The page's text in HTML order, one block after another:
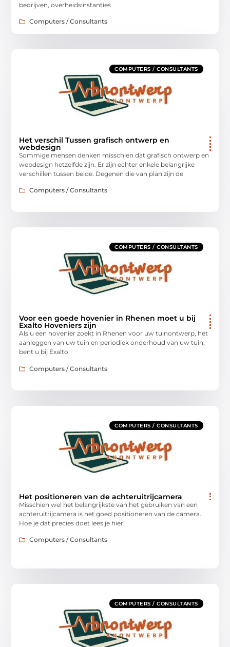
bedrijven, overheidsinstanties
Computers / Consultants
COMPUTERS / CONSULTANTS
Het verschil Tussen grafisch ontwerp en
webdesign
Sommige mensen denken misschien dat grafisch ontwerp en
webdesign hetzelfde zijn. Er zijn echter enkele belangrijke
verschillen tussen beide. Degenen die van plan zijn de
Computers / Consultants
COMPUTERS / CONSULTANTS
Voor een goede hovenier in Rhenen moet u bij
Exalto Hoveniers zijn
Als u een hovenier zoekt in Rhenen voor uw tuinontwerp, het
aanleggen van uw tuin en periodiek onderhoud van uw tuin,
bent u bij Exalto
Computers / Consultants
COMPUTERS / CONSULTANTS
Het positioneren van de achteruitrijcamera
Misschien wel het belangrijkste van het gebruiken van een
achteruitrijcamera is het goed positioneren van de camera.
Hoe je dat precies doet lees je hier.
Computers / Consultants
COMPUTERS / CONSULTANTS